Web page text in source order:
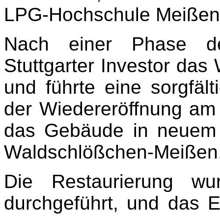
LPG-Hochschule
Nach einer Phase
Stuttgarter Investor das
und führte eine
der Wiedereröffnung
das Gebäude in
Waldschlößchen-
Die Restaurierung
durchgeführt, und das